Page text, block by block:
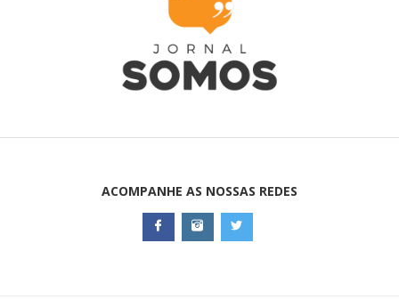
ACOMPANHE AS NOSSAS REDES